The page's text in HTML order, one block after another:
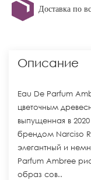
Доставка по
Описание
Eau De Parfum
цветочным
выпущенная в
брендом Narciso
элегантный и
Parfum Ambree
образ сов..